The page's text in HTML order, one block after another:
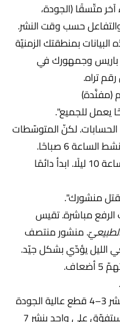
متّسقًا (الجودة،
حسب وقت النشر.
بمنطقتك الزمنيّة
باريس وجمهورك في
(مفنَّدة)
الحسابات. لكنّ المتوسّطات
تخفي تباينًا هائلًا. جمهور صانع لياقة نشط الساعة 6 صباحًا.
جمهور علامة حياة ليليّة يبلغ ذروته الساعة 10 ليلًا. ابدأ دائمًا
الرفع مباشرة. تقيس
. منشور منتصف
الليل يؤدّي بشكل جيّد.
الاتّساق يهمّ أكثر من التكرار. حساب ينشر 3–4 قطع عالية الجودة
في الأسبوع وفق جدول قابل للتنبّؤ سيتفوّق على واحد ينشر 7